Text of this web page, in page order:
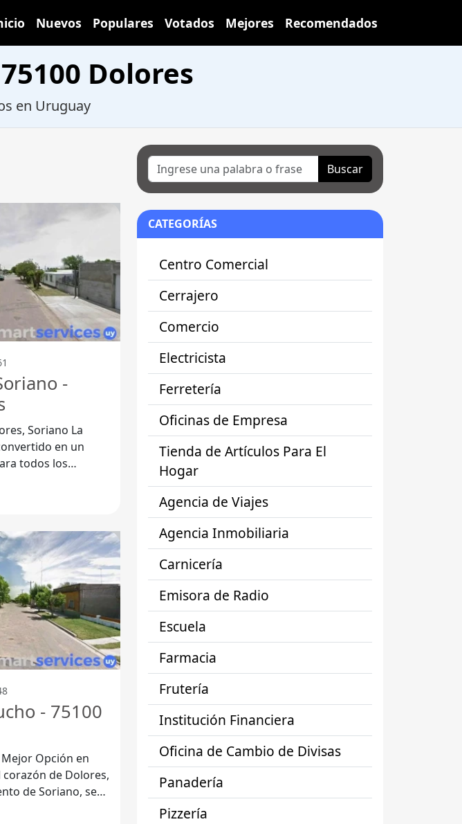
Nuevos Populares Votados Mejores Recomendados
Dolores
en Uruguay
-
Soriano La
en un
todos los
- 75100
Opción en
de Soriano, se
Buscar
CATEGORÍAS
Centro Comercial
Cerrajero
Comercio
Electricista
Ferretería
Oficinas de Empresa
Tienda de Artículos Para El
Hogar
Agencia de Viajes
Agencia Inmobiliaria
Carnicería
Emisora de Radio
Escuela
Farmacia
Frutería
Institución Financiera
Oficina de Cambio de Divisas
Panadería
Pizzería